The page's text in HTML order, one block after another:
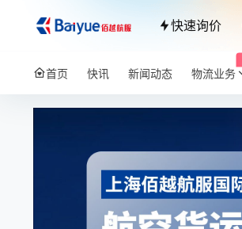
快速询价
首页 快讯 新闻动态 物流业务